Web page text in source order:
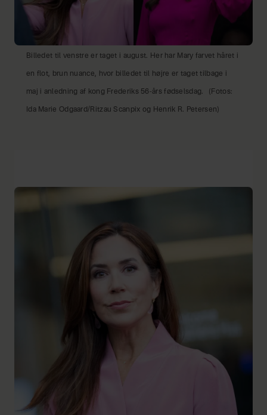
Billedet til venstre er taget i august. Her har Mary farvet håret i
en flot, brun nuance, hvor billedet til højre er taget tilbage i
maj i anledning af kong Frederiks 56-års fødselsdag. (Fotos:
Ida Marie Odgaard/Ritzau Scanpix og Henrik R. Petersen)